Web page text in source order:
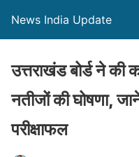
News India Update
उत्तराखंड बोर्ड ने की
नतीजों की घोषणा,
परीक्षाफल